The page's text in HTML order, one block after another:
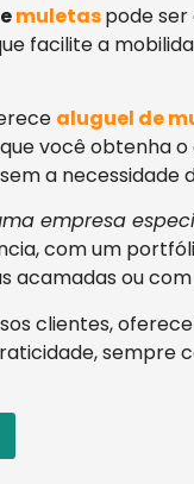
muletaspode
facilite a
aluguel de
você obtenha
a necessidade
empresa
com um
acamadas ou
clientes,
sempre